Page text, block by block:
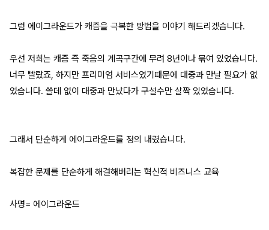
그럼 에이그라운드가 캐즘을 극복한 방법을 이야기 해드리겠습니다.
우선 저희는 캐즘 즉 죽음의 계곡구간에 무려 8년이나 묶여 있었습니다.
너무 빨랐죠, 하지만 프리미엄 서비스였기때문에 대중과 만날 필요가 없
었습니다. 쓸데 없이 대중과 만났다가 구설수만 살짝 있었습니다.
그래서 단순하게 에이그라운드를 정의 내렸습니다.
복잡한 문제를 단순하게 해결해버리는 혁신적 비즈니스 교육
사명= 에이그라운드